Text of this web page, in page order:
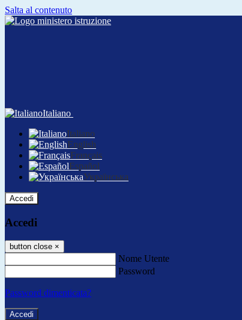
Salta al contenuto
Italiano
Italiano
English
Français
Español
Українська
Accedi
Accedi
button close ×
Nome Utente
Password
Password dimenticata?